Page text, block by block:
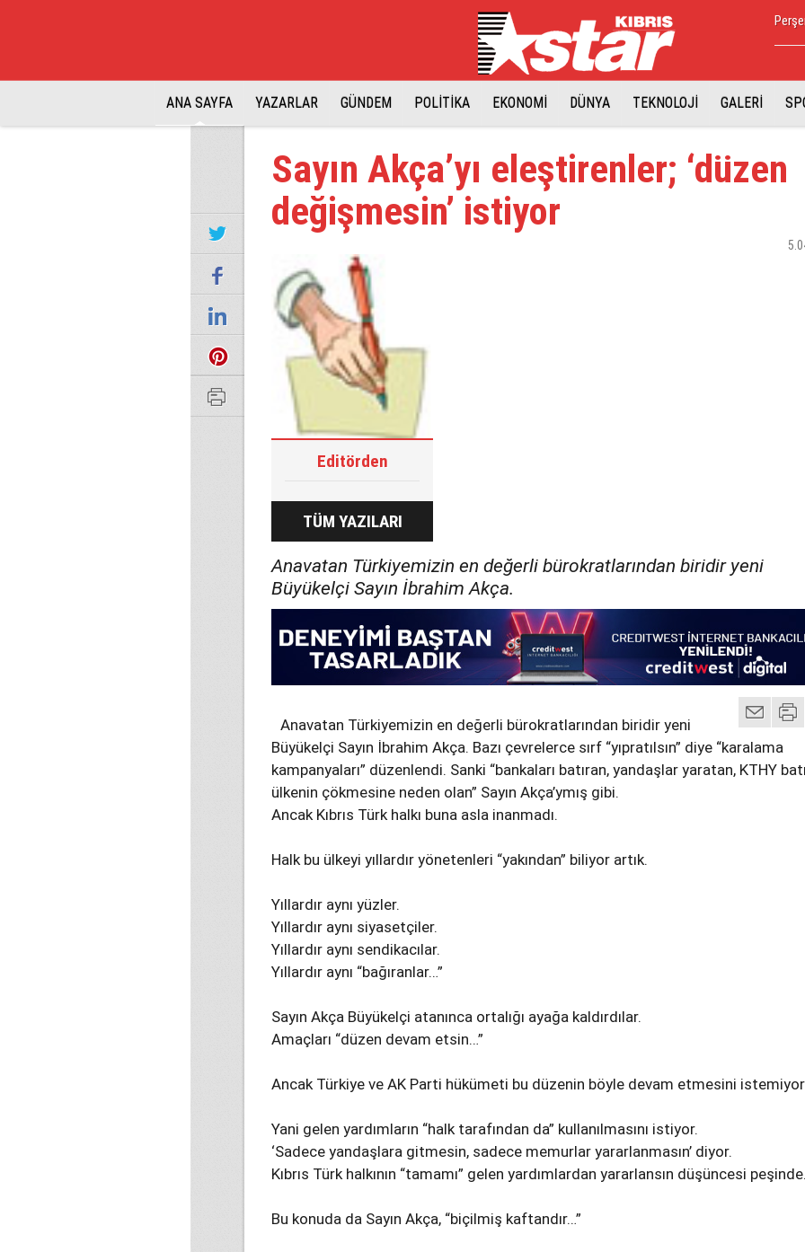
ANA SAYFA YAZARLAR GÜNDEM POLİTİKA EKONOMİ DÜNYA TEKNOLOJİ GALERİ
Sayın Akça’yı eleştirenler; ‘düzen
değişmesin’ istiyor
Editörden
TÜM YAZILARI
Anavatan Türkiyemizin en değerli bürokratlarından biridir yeni
Büyükelçi Sayın İbrahim Akça.
Anavatan Türkiyemizin en değerli bürokratlarından biridir yeni
Büyükelçi Sayın İbrahim Akça. Bazı çevrelerce sırf “yıpratılsın” diye “karalama
kampanyaları” düzenlendi. Sanki “bankaları batıran, yandaşlar yaratan, KTHY
ülkenin çökmesine neden olan” Sayın Akça’ymış gibi.
Ancak Kıbrıs Türk halkı buna asla inanmadı.
Halk bu ülkeyi yıllardır yönetenleri “yakından” biliyor artık.
Yıllardır aynı yüzler.
Yıllardır aynı siyasetçiler.
Yıllardır aynı sendikacılar.
Yıllardır aynı “bağıranlar…”
Sayın Akça Büyükelçi atanınca ortalığı ayağa kaldırdılar.
Amaçları “düzen devam etsin…”
Ancak Türkiye ve AK Parti hükümeti bu düzenin böyle devam etmesini
Yani gelen yardımların “halk tarafından da” kullanılmasını istiyor.
‘Sadece yandaşlara gitmesin, sadece memurlar yararlanmasın’ diyor.
Kıbrıs Türk halkının “tamamı” gelen yardımlardan yararlansın düşüncesi
Bu konuda da Sayın Akça, “biçilmiş kaftandır…”